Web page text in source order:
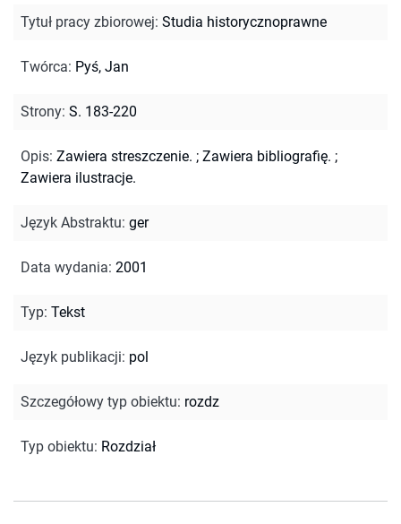
Tytuł pracy zbiorowej: Studia historycznoprawne
Twórca: Pyś, Jan
Strony: S. 183-220
Opis: Zawiera streszczenie. ; Zawiera bibliografię. ;
Zawiera ilustracje.
Język Abstraktu: ger
Data wydania: 2001
Typ: Tekst
Język publikacji: pol
Szczegółowy typ obiektu: rozdz
Typ obiektu: Rozdział